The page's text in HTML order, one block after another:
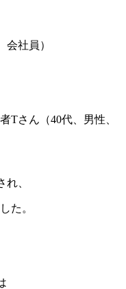
社員）
Tさん（40代、男性、
、
た。